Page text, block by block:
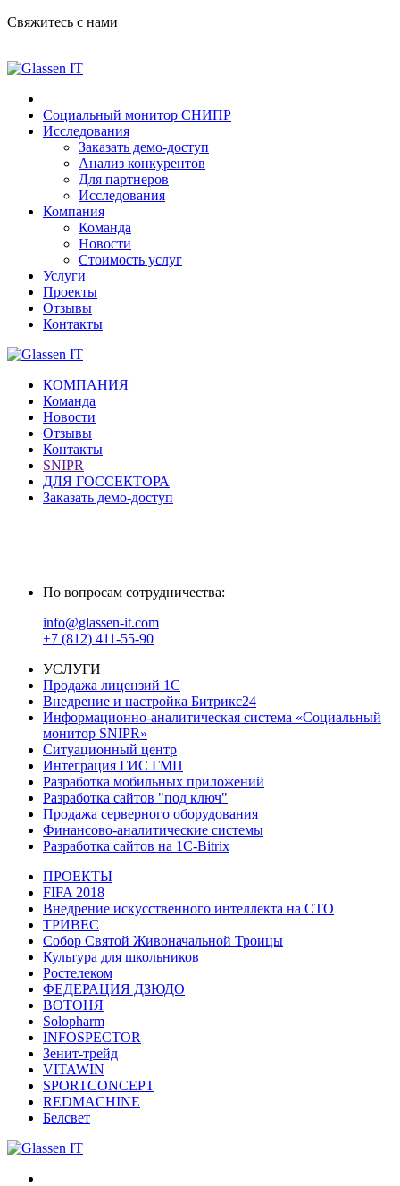
Свяжитесь с нами
Социальный монитор СНИПР
Исследования
Заказать демо-доступ
Анализ конкурентов
Для партнеров
Исследования
Компания
Команда
Новости
Стоимость услуг
Услуги
Проекты
Отзывы
Контакты
КОМПАНИЯ
Команда
Новости
Отзывы
Контакты
SNIPR
ДЛЯ ГОССЕКТОРА
Заказать демо-доступ
По вопросам сотрудничества:
info@glassen-it.com
+7 (812) 411-55-90
УСЛУГИ
Продажа лицензий 1С
Внедрение и настройка Битрикс24
Информационно-аналитическая система «Социальный
монитор SNIPR»
Cитуационный центр
Интеграция ГИС ГМП
Разработка мобильных приложений
Разработка сайтов "под ключ"
Продажа серверного оборудования
Финансово-аналитические системы
Разработка сайтов на 1C-Bitrix
ПРОЕКТЫ
FIFA 2018
Внедрение искусственного интеллекта на СТО
ТРИВЕС
Собор Святой Живоначальной Троицы
Культура для школьников
Ростелеком
ФЕДЕРАЦИЯ ДЗЮДО
ВОТОНЯ
Solopharm
INFOSPECTOR
Зенит-трейд
VITAWIN
SPORTCONCEPT
REDMACHINE
Белсвет